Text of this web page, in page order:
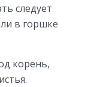
следует
в горшке
корень,